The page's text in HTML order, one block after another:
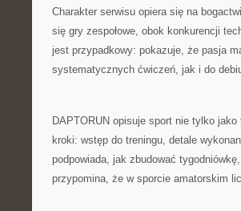
Charakter serwisu opiera się na
się gry zespołowe, obok konkurencji
jest przypadkowy: pokazuje, że pasja
systematycznych ćwiczeń, jak i do
DAPTORUN opisuje sport nie tylko
kroki: wstęp do treningu, detale
podpowiada, jak zbudować
przypomina, że w sporcie amatorskim